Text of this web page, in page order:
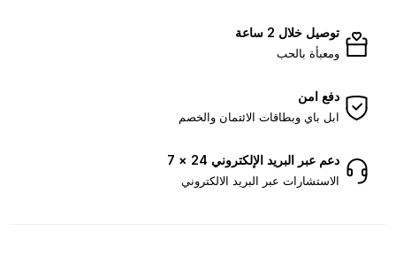
توصيل خلال 2 ساعة
ومعبأة بالحب
دفع امن
ابل باي وبطاقات الائتمان والخصم
دعم عبر البريد الإلكتروني 24 × 7
الاستشارات عبر البريد الالكتروني